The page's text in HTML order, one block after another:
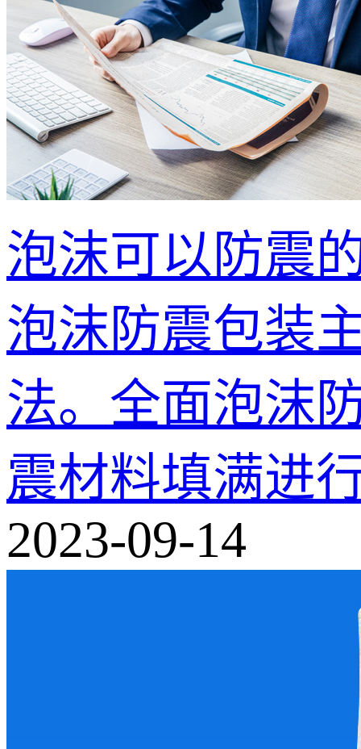
泡沫可以防震
泡沫防震包装
法。全面泡沫
震材料填满进
2023-09-14